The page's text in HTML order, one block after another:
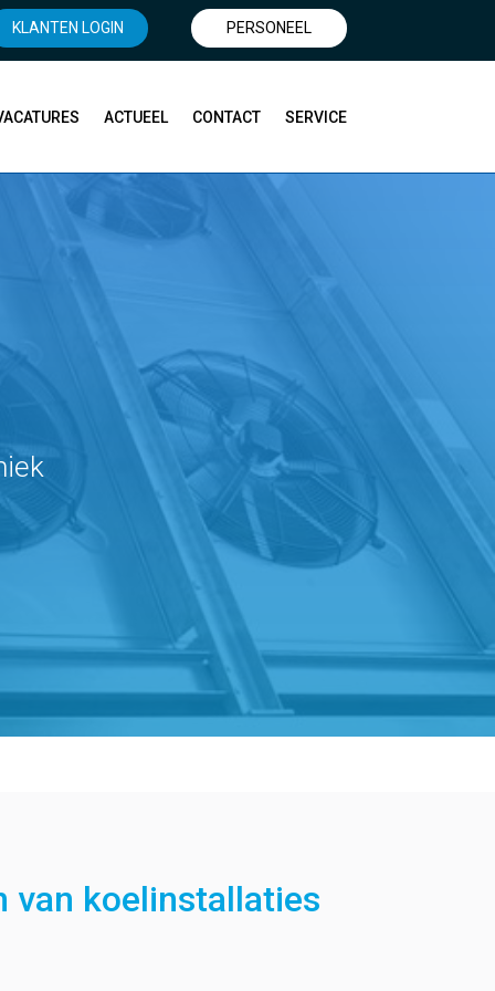
KLANTEN LOGIN PERSONEEL
ACTUEEL CONTACT SERVICE
van koelinstallaties